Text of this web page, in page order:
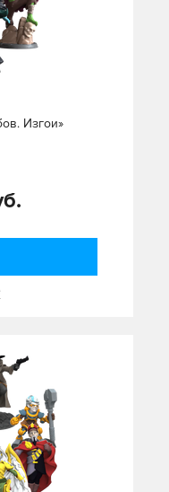
Изгои»